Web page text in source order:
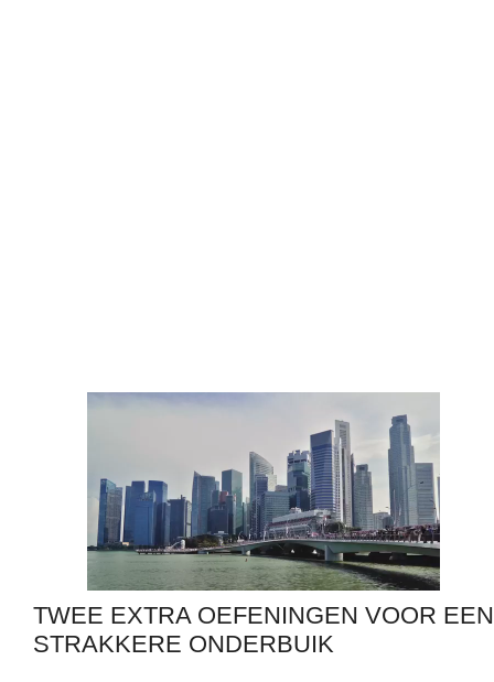
TWEE EXTRA OEFENINGEN VOOR EEN
STRAKKERE ONDERBUIK